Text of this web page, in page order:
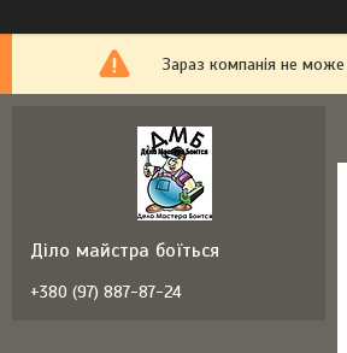
Зараз компанія не
Діло майстра боїться
+380 (97) 887-87-24